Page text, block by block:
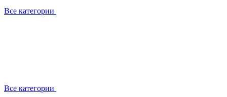
Все категории
Все категории